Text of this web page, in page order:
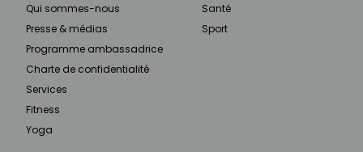
Qui sommes-nous
Presse & médias
Programme ambassadrice
Charte de confidentialité
Services
Fitness
Yoga
Santé
Sport